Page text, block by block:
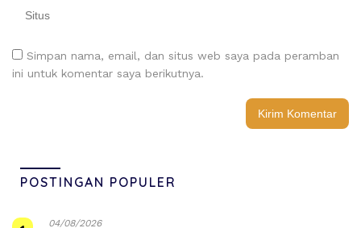
Simpan nama, email, dan situs web saya pada peramban
ini untuk komentar saya berikutnya.
POSTINGAN POPULER
04/08/2026